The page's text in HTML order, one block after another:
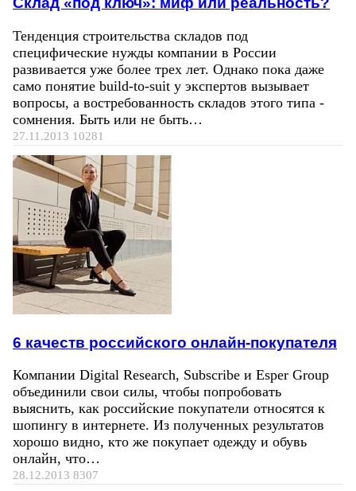
Тенденция строительства складов под
специфические нужды компании в России
развивается уже более трех лет. Однако пока даже
само понятие build-to-suit у экспертов вызывает
вопросы, а востребованность складов этого типа -
сомнения. Быть или не быть…
27.11.2013 10281
6 качеств российского онлайн-покупателя
Компании Digital Research, Subscribe и Esper Group
объединили свои силы, чтобы попробовать
выяснить, как российские покупатели относятся к
шопингу в интернете. Из полученных результатов
хорошо видно, кто же покупает одежду и обувь
онлайн, что…
28.12.2013 8307